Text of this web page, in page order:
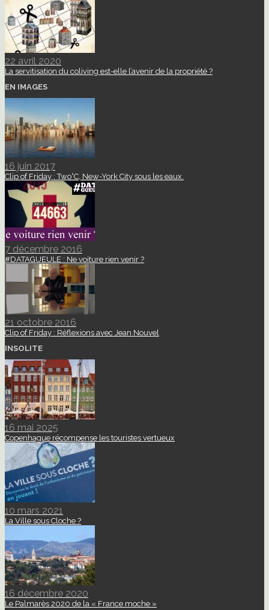
22 avril 2020
La servitisation du coliving est-elle l’avenir de la propriété ?
EN IMAGES
16 juin 2017
Clip of Friday : Two°C, New-York City sous les eaux.
7 décembre 2016
#DATAGUEULE : Ne voiture rien venir ?
21 octobre 2016
Clip of Friday : Réflexions avec Jean Nouvel
INSOLITE
16 mai 2025
Copenhague récompense les touristes vertueux
10 mars 2021
La Ville sous Cloche ?
16 décembre 2020
Le Palmarès 2020 de la « France moche »